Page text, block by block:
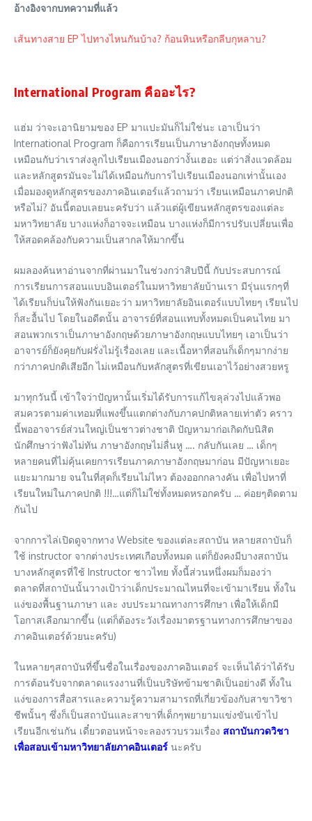
อ้างอิงจากบทความที่แล้ว
เส้นทางสาย EP ไปทางไหนกันบ้าง? ก้อนหินหรือกลีบกุหลาบ?
International Program คืออะไร?
แฮ่ม ว่าจะเอานิยามของ EP มาแปะมันก็ไม่ใช่นะ เอาเป็นว่า
International Program ก็คือการเรียนเป็นภาษาอังกฤษทั้งหมด
เหมือนกับว่าเราส่งลูกไปเรียนเมืองนอกว่างั้นเฮอะ แต่ว่าสิ่งแวดล้อม
และหลักสูตรมันจะไม่ได้เหมือนกับการไปเรียนเมืองนอกเท่านั้นเอง
เมื่อมองดูหลักสูตรของภาคอินเตอร์แล้วถามว่า เรียนเหมือนภาคปกติ
หรือไม่? อันนี้ตอบเลยนะครับว่า แล้วแต่ผู้เขียนหลักสูตรของแต่ละ
มหาวิทยาลัย บางแห่งก็อาจจะเหมือน บางแห่งก็มีการปรับเปลี่ยนเพื่อ
ให้สอดคล้องกับความเป็นสากลให้มากขึ้น
ผมลองค้นหาอ่านจากที่ผ่านมาในช่วงกว่าสิบปีนี้ กับประสบการณ์
การเรียนการสอนแบบอินเตอร์ในมหาวิทยาลัยบ้านเรา มีรุ่นแรกๆที่
ได้เรียนก็บ่นให้ฟังกันเยอะว่า มหาวิทยาลัยอินเตอร์แบบไทยๆ เรียนไป
ก็สะอื้นไป โดยในอดีตนั้น อาจารย์ที่สอนแทบทั้งหมดเป็นคนไทย มา
สอนพวกเราเป็นภาษาอังกฤษด้วยภาษาอังกฤษแบบไทยๆ เอาเป็นว่า
อาจารย์ก็ยังคุยกับฝรั่งไม่รู้เรื่องเลย และเนื้อหาที่สอนก็เด็กๆมากง่าย
กว่าภาคปกติเสียอีก ไม่เหมือนกับหลักสูตรที่เขียนเอาไว้อย่างสวยหรู
มาทุกวันนี้ เข้าใจว่าปัญหานั้นเริ่มได้รับการแก้ไขลุล่วงไปแล้วพอ
สมควรตามค่าเทอมที่แพงขึ้นแตกต่างกับภาคปกติหลายเท่าตัว คราว
นี้พออาจารย์ส่วนใหญ่เป็นชาวต่างชาติ ปัญหามาก่อเกิดกับนิสิต
นักศึกษาว่าฟังไม่ทัน ภาษาอังกฤษไม่ลื่นหู …. กลับกันเลย … เด็กๆ
หลายคนที่ไม่คุ้นเคยการเรียนภาคภาษาอังกฤษมาก่อน มีปัญหาเยอะ
แยะมากมาย จนในที่สุดก็เรียนไม่ไหว ต้องออกกลางคัน เพื่อไปหาที่
เรียนใหม่ในภาคปกติ !!!…แต่ก็ไม่ใช่ทั้งหมดหรอกครับ … ค่อยๆติดตาม
กันไป
จากการไล่เปิดดูจากทาง Website ของแต่ละสถาบัน หลายสถาบันก็
ใช้ instructor จากต่างประเทศเกือบทั้งหมด แต่ก็ยังคงมีบางสถาบัน
บางหลักสูตรที่ใช้ Instructor ชาวไทย ทั้งนี้ส่วนหนึ่งผมก็มองว่า
ตลาดที่สถาบันนั้นวางเป้าว่าเด็กประมาณไหนที่จะเข้ามาเรียน ทั้งใน
แง่ของพื้นฐานภาษา และ งบประมาณทางการศึกษา เพื่อให้เด็กมี
โอกาสเลือกมากขึ้น (แต่ก็ต้องระวังเรื่องมาตรฐานทางการศึกษาของ
ภาคอินเตอร์ด้วยนะครับ)
ในหลายๆสถาบันที่ขึ้นชื่อในเรื่องของภาคอินเตอร์ จะเห็นได้ว่าได้รับ
การต้อนรับจากตลาดแรงงานที่เป็นบริษัทข้ามชาติเป็นอย่างดี ทั้งใน
แง่ของการสื่อสารและความรู้ความสามารถที่เกี่ยวข้องกับสาขาวิชา
ชีพนั้นๆ ซึ่งก็เป็นสถาบันและสาขาที่เด็กๆพยายามแข่งขันเข้าไป
เรียนอีกเช่นกัน เดี๋ยวตอนหน้าจะลองรวบรวมเรื่อง สถาบันกวดวิชา
เพื่อสอบเข้ามหาวิทยาลัยภาคอินเตอร์ นะครับ